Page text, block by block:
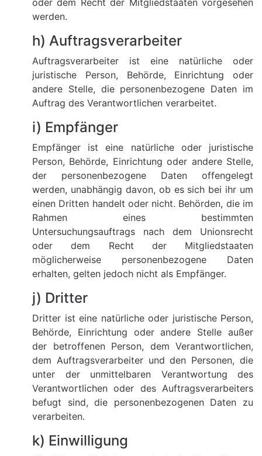
oder dem Recht der Mitgliedstaaten vorgesehen
werden.
h) Auftragsverarbeiter
Auftragsverarbeiter ist eine natürliche oder
juristische Person, Behörde, Einrichtung oder
andere Stelle, die personenbezogene Daten im
Auftrag des Verantwortlichen verarbeitet.
i) Empfänger
Empfänger ist eine natürliche oder juristische
Person, Behörde, Einrichtung oder andere Stelle,
der personenbezogene Daten offengelegt
werden, unabhängig davon, ob es sich bei ihr um
einen Dritten handelt oder nicht. Behörden, die im
Rahmen eines bestimmten
Untersuchungsauftrags nach dem Unionsrecht
oder dem Recht der Mitgliedstaaten
möglicherweise personenbezogene Daten
erhalten, gelten jedoch nicht als Empfänger.
j) Dritter
Dritter ist eine natürliche oder juristische Person,
Behörde, Einrichtung oder andere Stelle außer
der betroffenen Person, dem Verantwortlichen,
dem Auftragsverarbeiter und den Personen, die
unter der unmittelbaren Verantwortung des
Verantwortlichen oder des Auftragsverarbeiters
befugt sind, die personenbezogenen Daten zu
verarbeiten.
k) Einwilligung